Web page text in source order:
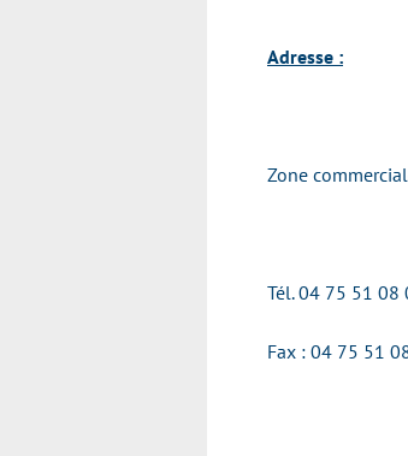
Adresse :
Zone
Tél.04 75 51 08
Fax : 04 75 51